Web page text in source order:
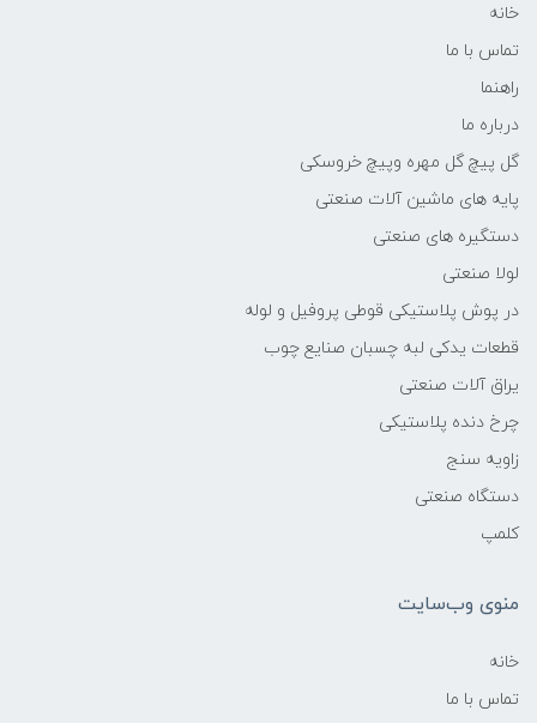
خانه
تماس با ما
راهنما
درباره ما
گل پیچ گل مهره وپیچ خروسکی
پایه های ماشین آلات صنعتی
دستگیره های صنعتی
لولا صنعتی
در پوش پلاستیکی قوطی پروفیل و لوله
قطعات یدکی لبه چسبان صنایع چوب
یراق آلات صنعتی
چرخ دنده پلاستیکی
زاویه سنج
دستگاه صنعتی
کلمپ
منوی وب‌سایت
خانه
تماس با ما